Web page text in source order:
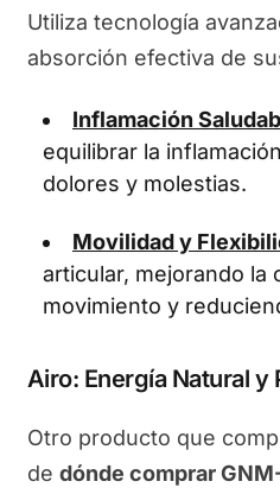
Utiliza tecnología
absorción efectiva de
Inflamación
equilibrar la
dolores y molestias.
Movilidad y
articular, mejorando la
movimiento y
Airo: Energía Natural y
Otro producto que
de dónde comprar